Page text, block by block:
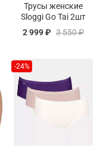
Трусы женские
Sloggi Go Tai 2шт
2 999 ₽ 3 550 ₽
-24%